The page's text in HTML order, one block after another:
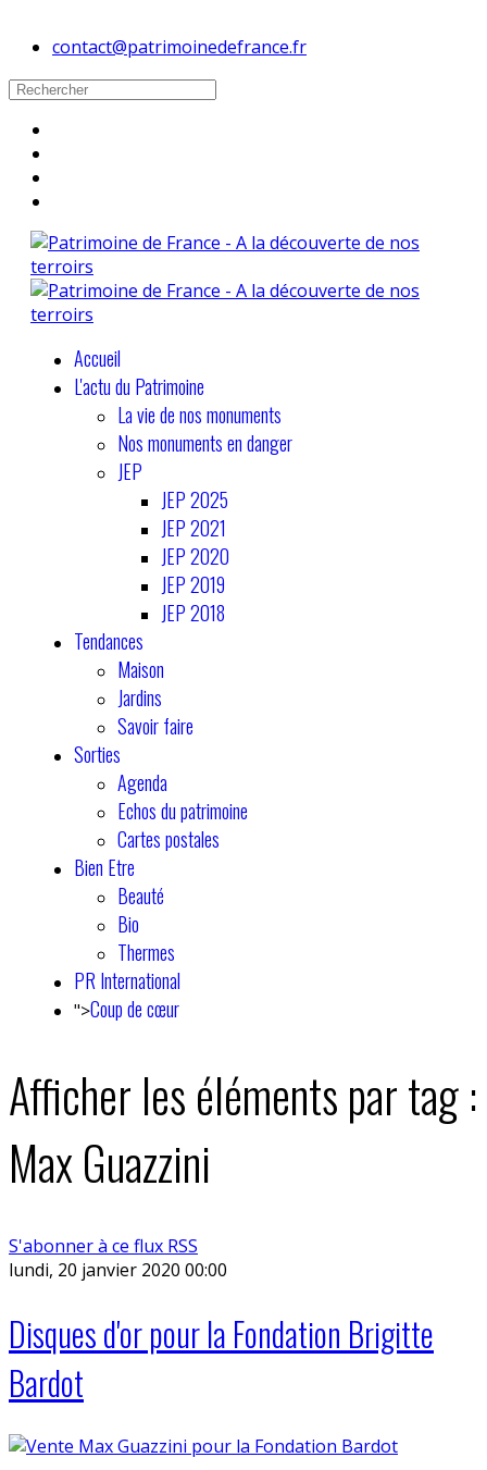
contact@patrimoinedefrance.fr
Accueil
L'actu du Patrimoine
La vie de nos monuments
Nos monuments en danger
JEP
JEP 2025
JEP 2021
JEP 2020
JEP 2019
JEP 2018
Tendances
Maison
Jardins
Savoir faire
Sorties
Agenda
Echos du patrimoine
Cartes postales
Bien Etre
Beauté
Bio
Thermes
PR International
">Coup de cœur
Afficher les éléments par tag :
Max Guazzini
S'abonner à ce flux RSS
lundi, 20 janvier 2020 00:00
Disques d'or pour la Fondation Brigitte
Bardot